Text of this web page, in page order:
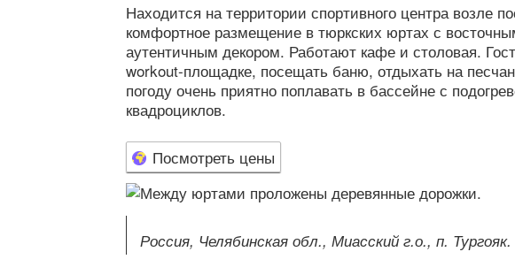
Находится на территории спортивного центра возле
комфортное размещение в тюркских юртах с
аутентичным декором. Работают кафе и столовая.
workout-площадке, посещать баню, отдыхать на
погоду очень приятно поплавать в бассейне с
квадроциклов.
Посмотреть цены
Россия, Челябинская обл., Миасский г.о., п. Тургояк.